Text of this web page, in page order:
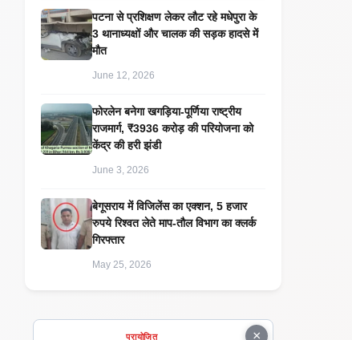
पटना से प्रशिक्षण लेकर लौट रहे मधेपुरा के
3 थानाध्यक्षों और चालक की सड़क हादसे में
मौत
June 12, 2026
​फोरलेन बनेगा खगड़िया-पूर्णिया राष्ट्रीय
राजमार्ग, ₹3936 करोड़ की परियोजना को
केंद्र की हरी झंडी
June 3, 2026
बेगूसराय में विजिलेंस का एक्शन, 5 हजार
रुपये रिश्वत लेते माप-तौल विभाग का क्लर्क
गिरफ्तार
May 25, 2026
×
प्रायोजित